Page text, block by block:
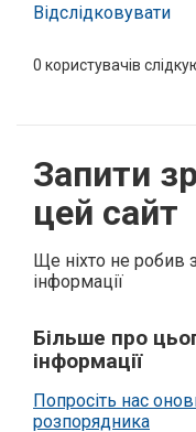
Відслідковувати
0 користувачів
Запити
цей сайт
Ще ніхто не робив
інформації
Більше про
інформації
Попросіть нас
розпорядника